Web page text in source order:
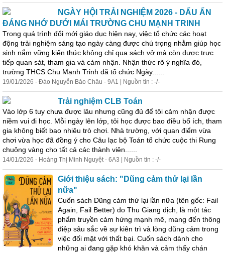
NGÀY HỘI TRẢI NGHIỆM 2026 - DẤU ẤN
ĐÁNG NHỚ DƯỚI MÁI TRƯỜNG CHU MẠNH TRINH
Trong quá trình đổi mới giáo dục hiện nay, việc tổ chức các hoạt
động trải nghiệm sáng tạo ngày càng được chú trọng nhằm giúp học
sinh nắm vững kiến thức không chỉ qua sách vở mà còn được trực
tiếp quan sát, tham gia và cảm nhận. Nhận thức rõ ý nghĩa đó,
trường THCS Chu Mạnh Trinh đã tổ chức Ngày......
19/01/2026 - Đào Nguyễn Bảo Châu - 9A1 | Nguồn tin : -/-
Trải nghiệm CLB Toán
Vào lớp 6 tuy chưa được lâu nhưng cũng đủ để tôi cảm nhận được
niềm vui đi học. Mỗi ngày lên lớp, tôi học được bao điều bổ ích, tham
gia không biết bao nhiêu trò chơi. Nhà trường, với quan điểm vừa
chơi vừa học đã đồng ý cho Câu lạc bộ Toán tổ chức cuộc thi Rung
chuông vàng cho tất cả các thành viên......
14/01/2026 - Hoàng Thị Minh Nguyệt - 6A3 | Nguồn tin : -/-
Giới thiệu sách: "Dũng cảm thử lại lần
nữa"
Cuốn sách Dũng cảm thử lại lần nữa (tên gốc: Fail
Again, Fail Better) do Thu Giang dịch, là một tác
phẩm truyền cảm hứng mạnh mẽ, mang đến thông
điệp sâu sắc về sự kiên trì và lòng dũng cảm trong
việc đối mặt với thất bại. Cuốn sách dành cho
những ai đang gặp khó khăn và cảm thấy chán